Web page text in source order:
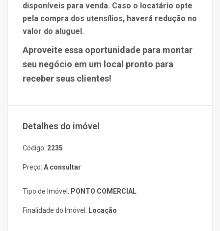
disponíveis para venda. Caso o locatário opte
pela compra dos utensílios, haverá redução no
valor do aluguel.
Aproveite essa oportunidade para montar
seu negócio em um local pronto para
receber seus clientes!
Detalhes do imóvel
Código: 2235
Preço: A consultar
Tipo de Imóvel: PONTO COMERCIAL
Finalidade do Imóvel: Locação